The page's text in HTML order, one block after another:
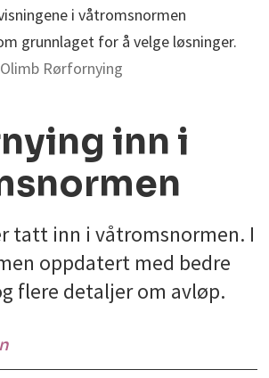
i våtromsnormen
grunnlaget for å velge løsninger.
Rørfornying
inn i
tatt inn i våtromsnormen. I
oppdatert med bedre
flere detaljer om avløp.